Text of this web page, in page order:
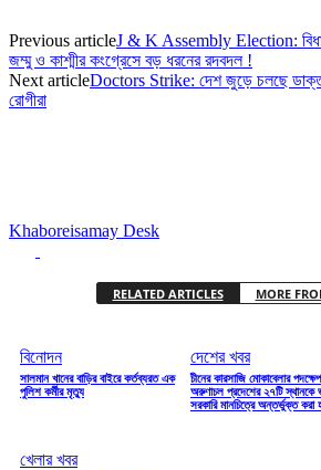
Previous articleJ & K Assembly Election:
জম্মু ও কাশ্মীর কংগ্রেসে বড় ধরনের রদবদল !
Next articleDoctors Strike: দেশ জুড়ে চলছে
রোগীরা
Khaboreisamay Desk
RELATED ARTICLES MORE
বিনোদন
সালমান খানের বাড়ির বাইরে কর্তব্যরত এক
পুলিশ কর্মীর মৃত্যু
দেশের খবর
চীনের কারসাজি মোকাবেলার
অরুণাচল প্রদেশের ২৭টি স্থানকে
সরকারি মানচিত্রে অন্তর্ভুক্ত করা
খেলার খবর